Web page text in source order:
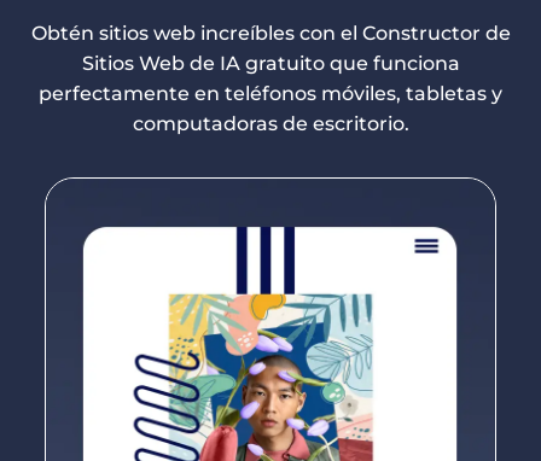
Obtén sitios web increíbles con el Constructor de
Sitios Web de IA gratuito que funciona
perfectamente en teléfonos móviles, tabletas y
computadoras de escritorio.